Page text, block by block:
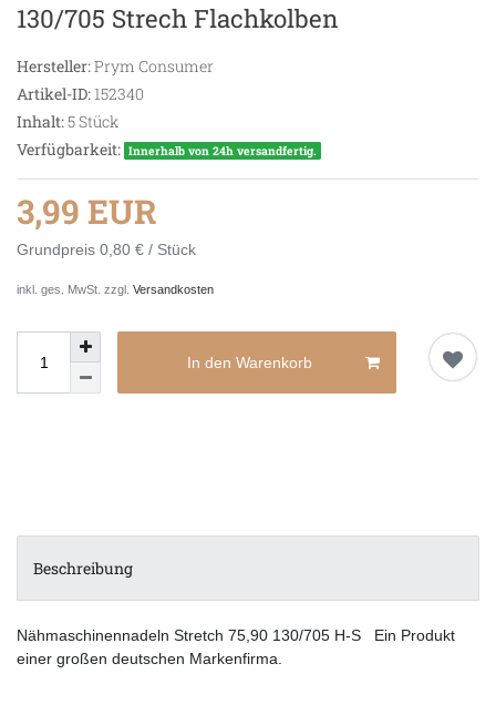
130/705 Strech Flachkolben
Hersteller:Prym Consumer
Artikel-ID:152340
Inhalt:5Stück
Verfügbarkeit: Innerhalb von 24h versandfertig.
3,99 EUR
Grundpreis 0,80 € / Stück
inkl. ges. MwSt. zzgl. Versandkosten
In den Warenkorb
Beschreibung
Nähmaschinennadeln Stretch 75,90 130/705 H-S Ein Produkt
einer großen deutschen Markenfirma.